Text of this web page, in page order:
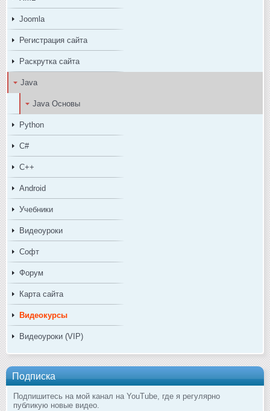
Joomla
Регистрация сайта
Раскрутка сайта
Java
Java Основы
Python
C#
C++
Android
Учебники
Видеоуроки
Софт
Форум
Карта сайта
Видеокурсы
Видеоуроки (VIP)
Подписка
Подпишитесь на мой канал на YouTube, где я регулярно
публикую новые видео.